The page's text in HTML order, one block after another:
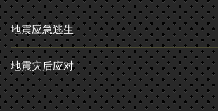
地震应急逃生
地震灾后应对